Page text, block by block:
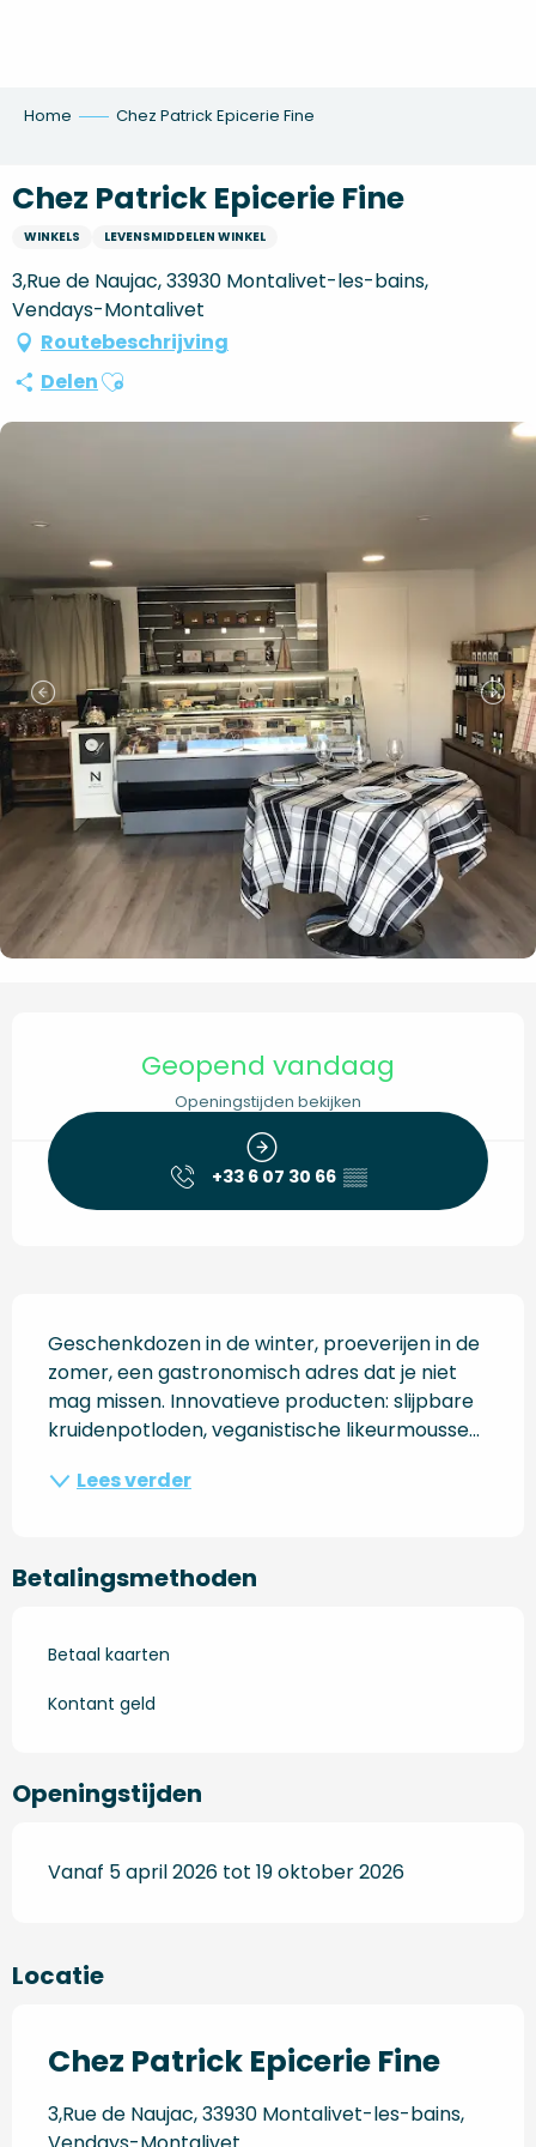
Home Chez Patrick Epicerie Fine
Chez Patrick Epicerie Fine
WINKELS LEVENSMIDDELEN WINKEL
3,Rue de Naujac, 33930 Montalivet-les-bains,
Vendays-Montalivet
Routebeschrijving
DelenAjouter aux favoris
Geopend vandaag
Openingstijden bekijken
+33 6 07 30 66 ▒▒
Geschenkdozen in de winter, proeverijen in de
zomer, een gastronomisch adres dat je niet
mag missen. Innovatieve producten: slijpbare
kruidenpotloden, veganistische likeurmousse...
Lees verder
Betalingsmethoden
Betaal kaarten
Kontant geld
Openingstijden
Vanaf 5 april 2026 tot 19 oktober 2026
Locatie
Chez Patrick Epicerie Fine
3,Rue de Naujac, 33930 Montalivet-les-bains,